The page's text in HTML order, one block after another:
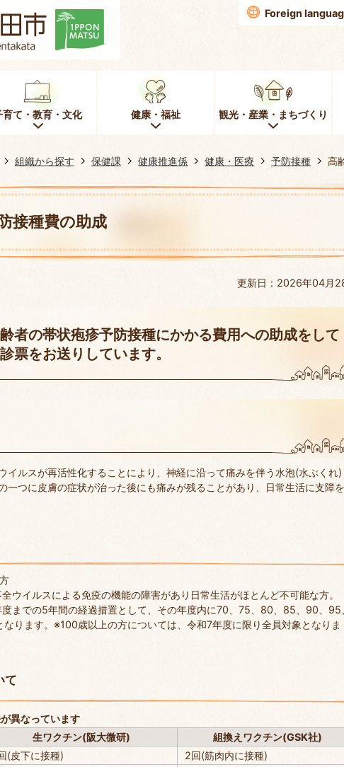
Foreign
育て・教育・文化 健康・福祉 観光・産業・まちづくり
組織から探す 保健課 健康推進係 健康・医療 予防接種 高
接種費の助成
更新日：2026年04月
者の帯状疱疹予防接種にかかる費用への助成をして
票をお送りしています。
イルスが再活性化することにより、神経に沿って痛みを伴う水泡(水ぶくれ)
一つに皮膚の症状が治った後にも痛みが残ることがあり、日常生活に支障を
ウイルスによる免疫の機能の障害があり日常生活がほとんど不可能な方。
までの5年間の経過措置として、その年度内に70、75、80、85、90、95
ります。※100歳以上の方については、令和7年度に限り全員対象となりま
て
異なっています
生ワクチン(阪大微研)
組換えワクチン(GSK社)
(皮下に接種) 2回(筋肉内に接種)